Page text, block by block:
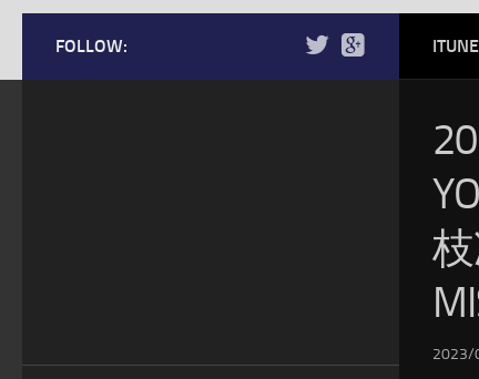
2023/
FOLLOW: